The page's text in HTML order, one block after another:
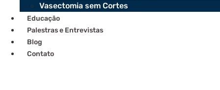
Vasectomia sem Cortes
Educação
Palestras e Entrevistas
Blog
Contato